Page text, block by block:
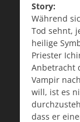
Story:
Während
Tod sehnt,
heilige
Priester
Anbetracht
Vampir
will, ist es
dass er